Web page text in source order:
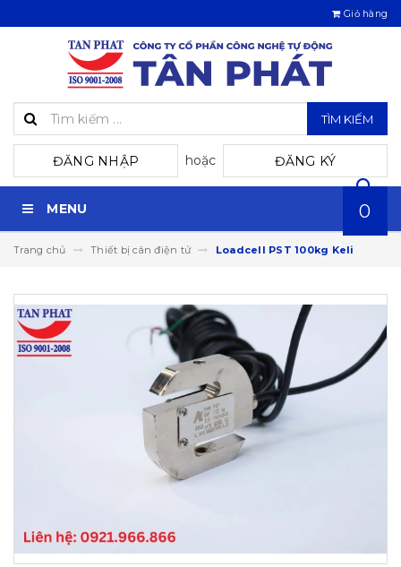
Giỏ hàng
TÌM KIẾM
ĐĂNG NHẬP hoặc ĐĂNG KÝ
MENU 0
Trang chủ Thiết bị cân điện tử Loadcell PST 100kg Keli